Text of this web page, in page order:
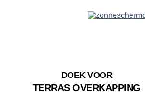
DOEK VOOR
TERRAS OVERKAPPING